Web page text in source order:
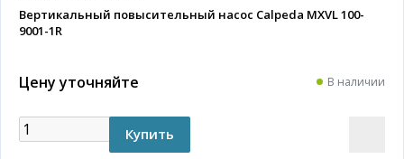
Вертикальный повысительный насос Calpeda MXVL 100-
9001-1R
Цену уточняйте В наличии